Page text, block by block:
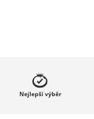
Nejlepšívýběr